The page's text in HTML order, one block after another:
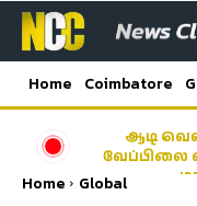
Home Coimbatore
ஆடி
வேப்பிலை
Home Global